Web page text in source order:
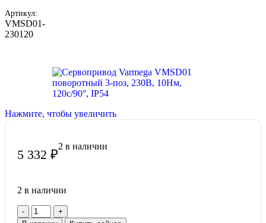
Артикул:
VMSD01-
230120
Нажмите, чтобы увеличить
5 332 ₽
2 в наличии
2 в наличии